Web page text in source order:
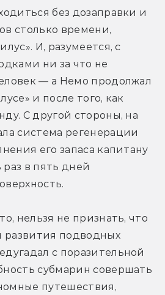
без дозаправки и
столько времени,
И, разумеется, с
ни за что не
— а Немо продолжал
и после того, как
С другой стороны, на
система регенерации
его запаса капитану
в пять дней
нельзя не признать, что
подводных
с поразительной
субмарин совершать
путешествия,